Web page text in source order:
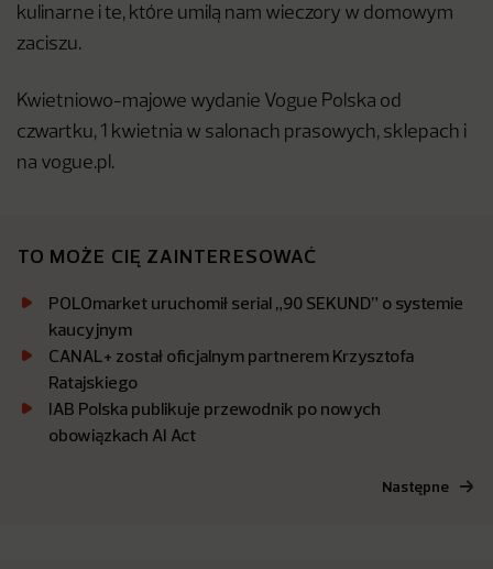
kulinarne i te, które umilą nam wieczory w domowym
zaciszu.
Kwietniowo-majowe wydanie Vogue Polska od
czwartku, 1 kwietnia w salonach prasowych, sklepach i
na vogue.pl.
TO MOŻE CIĘ ZAINTERESOWAĆ
POLOmarket uruchomił serial „90 SEKUND” o systemie
kaucyjnym
CANAL+ został oficjalnym partnerem Krzysztofa
Ratajskiego
IAB Polska publikuje przewodnik po nowych
obowiązkach AI Act
Następne